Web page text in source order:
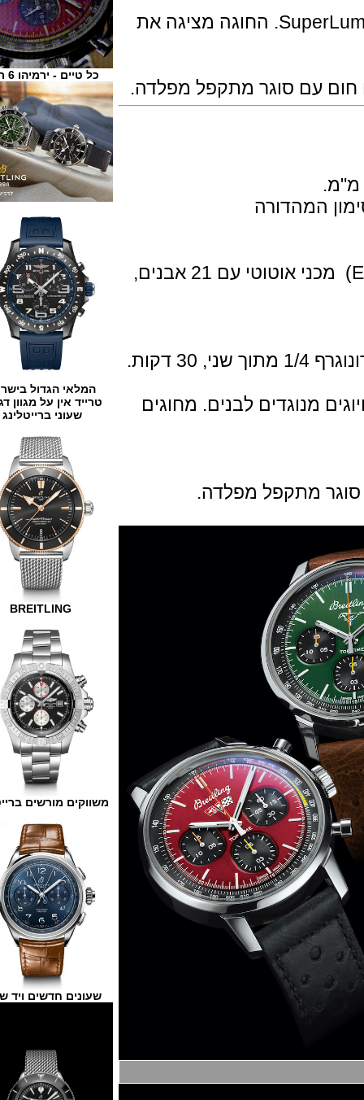
שניהם עם מחוגים ומדדים של SuperLuminova. החוגה מציגה את
עם סוגר מתקפל מפלדה.
המהדורה
מנגנון קליבר 41 (בסיס ETA 2892-A2) מכני אוטוטי עם 21 אבנים,
לבנים. מחוגים
מתקפל מפלדה.
כל טיים - ירמיהו 6 ת"א
המלאי הגדול בישראל
טרייד אין על מגוון דגמים
שעוני ברייטלינג
BREITLING
משווקים מורשים ברייטלינג
שעונים חדשים ויד שנייה